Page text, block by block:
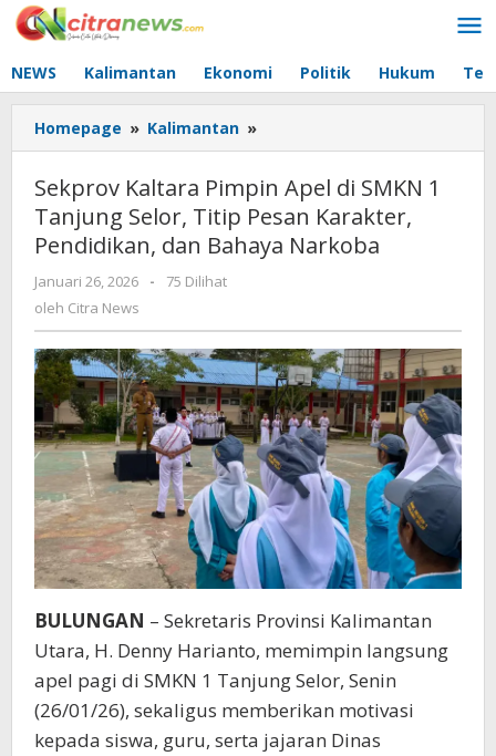
Lewati
ke
NEWS Kalimantan Ekonomi Politik Hukum
Homepage » Kalimantan »
Kaltara
Apel
di
SMKN
Titip
Pesan
Karakter,
Pendidikan,
dan
Bahaya
Narkoba
Sekprov Kaltara Pimpin Apel di SMKN 1
Tanjung Selor, Titip Pesan Karakter,
Pendidikan, dan Bahaya Narkoba
Januari 26, 2026
oleh
-
75 Dilihat
oleh Citra News
BULUNGAN – Sekretaris Provinsi Kalimantan
Utara, H. Denny Harianto, memimpin langsung
apel pagi di SMKN 1 Tanjung Selor, Senin
(26/01/26), sekaligus memberikan motivasi
kepada siswa, guru, serta jajaran Dinas